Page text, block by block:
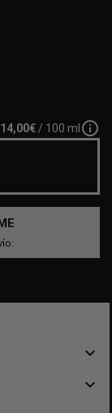
/ 100 mlinfo_outline
navigate_before
navigate_before